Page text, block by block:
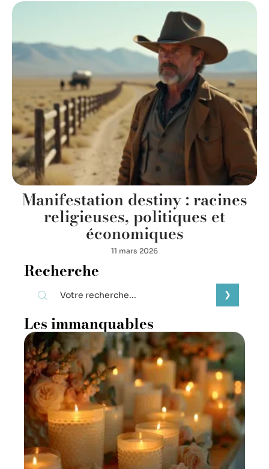
Manifestation destiny : racines
religieuses, politiques et
économiques
11 mars 2026
Recherche
Les immanquables